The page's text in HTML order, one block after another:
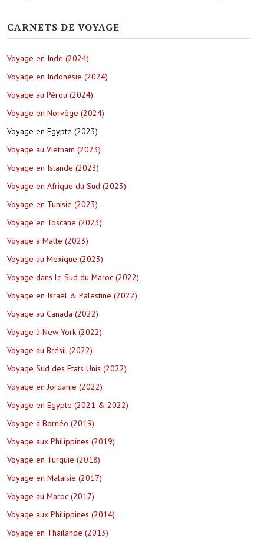
CARNETS DE VOYAGE
Voyage en Inde (2024)
Voyage en Indonésie (2024)
Voyage au Pérou (2024)
Voyage en Norvège (2024)
Voyage en Egypte (2023)
Voyage au Vietnam (2023)
Voyage en Islande (2023)
Voyage en Afrique du Sud (2023)
Voyage en Tunisie (2023)
Voyage en Toscane (2023)
Voyage à Malte (2023)
Voyage au Mexique (2023)
Voyage dans le Sud du Maroc (2022)
Voyage en Israël & Palestine (2022)
Voyage au Canada (2022)
Voyage à New York (2022)
Voyage au Brésil (2022)
Voyage Sud des Etats Unis (2022)
Voyage en Jordanie (2022)
Voyage en Egypte (2021 & 2022)
Voyage à Bornéo (2019)
Voyage aux Philippines (2019)
Voyage en Turquie (2018)
Voyage en Malaisie (2017)
Voyage au Maroc (2017)
Voyage aux Philippines (2014)
Voyage en Thailande (2013)